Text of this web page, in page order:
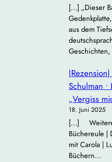
[…] „Dieser
aus dem
Schulman
„Vergiss
18. Juni 2025
[…] Weitere
Büchereule |
mit Carola |
Büchern…